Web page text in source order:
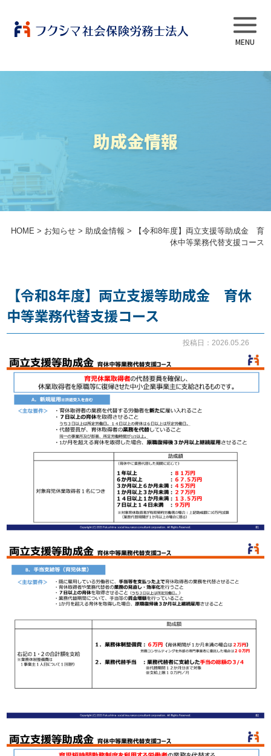
当法人について
よくある質問
お知らせ
ブログ
082-293-8102
CONTACT
助成金情報
HOME > お知らせ> 助成金情報 >
【令和8年度】両立支援等助成金 育
休中等業務代替支援コース
【令和8年度】両立支援等助成金 育休
中等業務代替支援コース
投稿日：2026.05.26